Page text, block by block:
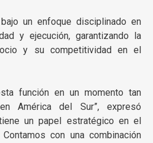
un enfoque disciplinado en
y ejecución, garantizando la
y su competitividad en el
función en un momento tan
América del Sur”, expresó
un papel estratégico en el
con una combinación